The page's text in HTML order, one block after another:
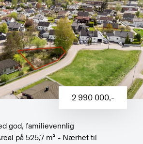
2 990 000,-
god, familievennlig
på 525,7 m² - Nærhet til